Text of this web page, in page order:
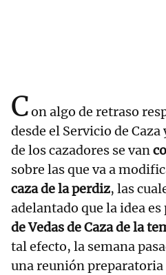
Con algo de retraso
desde el Servicio de
de los cazadores se van
sobre las que va a
caza de la perdiz, las
adelantado que la idea
de Vedas de Caza de la
tal efecto, la semana
una reunión preparatoria